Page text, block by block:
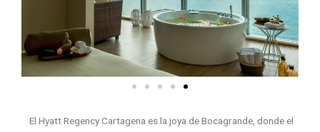
El Hyatt Regency Cartagena es la joya de Bocagrande, donde el